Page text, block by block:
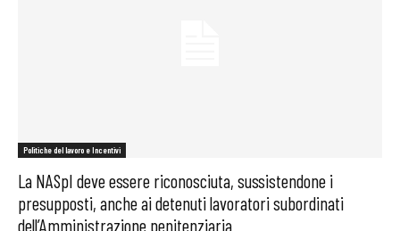
Politiche del lavoro e Incentivi
La NASpI deve essere riconosciuta, sussistendone i
presupposti, anche ai detenuti lavoratori subordinati
dell’Amministrazione penitenziaria